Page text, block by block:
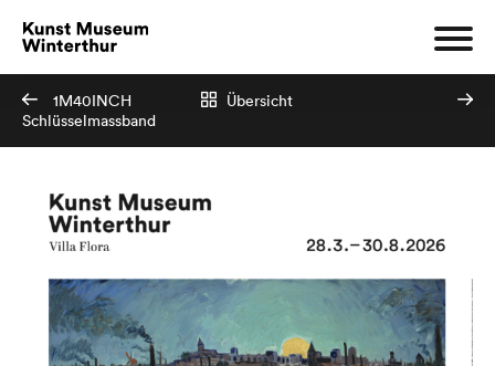
1M40INCH
Schlüsselmassband
Übersicht